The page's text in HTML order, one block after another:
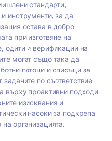
стандарти,
инструменти, за да
остава в добро
при изготвяне на
одити и верификации на
могат също така да
потоци и списъци за
по съответствие
върху проактивни подходи
изисквания и
насоки за подкрепа
на организацията.